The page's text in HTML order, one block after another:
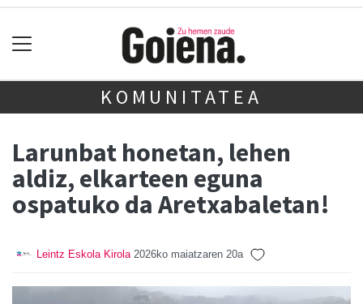
KOMUNITATEA
Larunbat honetan, lehen
aldiz, elkarteen eguna
ospatuko da Aretxabaletan!
Leintz Eskola Kirola 2026ko maiatzaren 20a